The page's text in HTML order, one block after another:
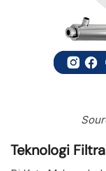
Teknologi